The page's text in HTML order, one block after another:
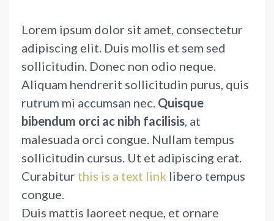
Lorem ipsum dolor sit amet, consectetur
adipiscing elit. Duis mollis et sem sed
sollicitudin. Donec non odio neque.
Aliquam hendrerit sollicitudin purus, quis
rutrum mi accumsan nec. Quisque
bibendum orci ac nibh facilisis, at
malesuada orci congue. Nullam tempus
sollicitudin cursus. Ut et adipiscing erat.
Curabitur this is a text link libero tempus
congue.
Duis mattis laoreet neque, et ornare